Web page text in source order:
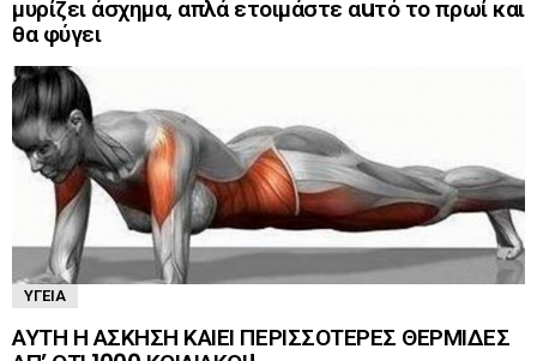
μυρίζει άσχημα, απλά ετοιμάστε αuτό το πρωί και
θα φύγει
ΥΓΕΊΑ
ΑΥΤΗ Η ΑΣΚΗΣΗ ΚΑΙΕΙ ΠΕΡΙΣΣΟΤΕΡΕΣ ΘΕΡΜΙΔΕΣ